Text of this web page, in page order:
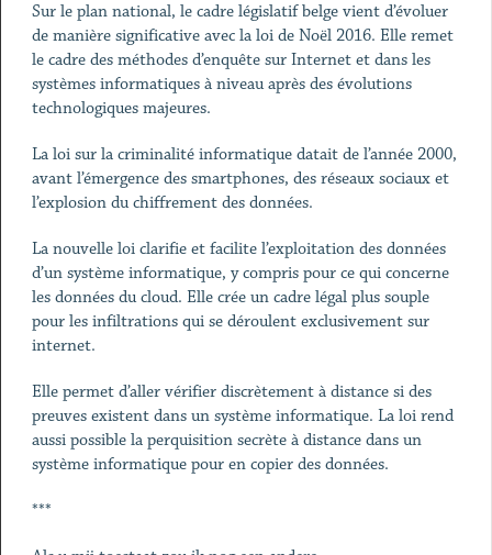
Sur le plan national, le cadre législatif belge vient d’évoluer
de manière significative avec la loi de Noël 2016. Elle remet
le cadre des méthodes d’enquête sur Internet et dans les
systèmes informatiques à niveau après des évolutions
technologiques majeures.
La loi sur la criminalité informatique datait de l’année 2000,
avant l’émergence des smartphones, des réseaux sociaux et
l’explosion du chiffrement des données.
La nouvelle loi clarifie et facilite l’exploitation des données
d’un système informatique, y compris pour ce qui concerne
les données du cloud. Elle crée un cadre légal plus souple
pour les infiltrations qui se déroulent exclusivement sur
internet.
Elle permet d’aller vérifier discrètement à distance si des
preuves existent dans un système informatique. La loi rend
aussi possible la perquisition secrète à distance dans un
système informatique pour en copier des données.
***